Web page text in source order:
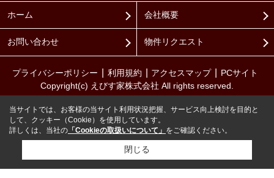
ホーム 会社概要
お問い合わせ 物件リクエスト
プライバシーポリシー 利用規約 アクセスマップ
PCサイト
Copyright(c) えびす家株式会社 All rights reserved.
当サイトでは、お客様の当サイト利用状況把握、サービス向上検討を目的と
して、クッキー（Cookie）を使用しています。
詳しくは、当社の 「Cookieの取扱いについて」 をご確認ください。
閉じる